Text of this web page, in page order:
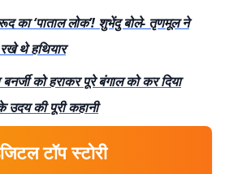
का ‘पाताल लोक’! शुभेंदु बोले- तृणमूल ने
थे हथियार
को हराकर पूरे बंगाल को कर दिया
की पूरी कहानी
टॉप स्टोरी